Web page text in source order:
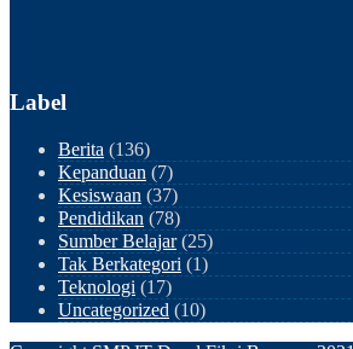
Label
Berita (136)
Kepanduan (7)
Kesiswaan (37)
Pendidikan (78)
Sumber Belajar(25)
Tak Berkategori (1)
Teknologi (17)
Uncategorized (10)